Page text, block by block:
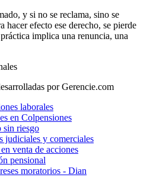
y si no se reclama, sino se
hacer efecto ese derecho, se pierde
implica una renuncia, una
por Gerencie.com
laborales
en Colpensiones
sin riesgo
judiciales y comerciales
venta de acciones
pensional
moratorios - Dian